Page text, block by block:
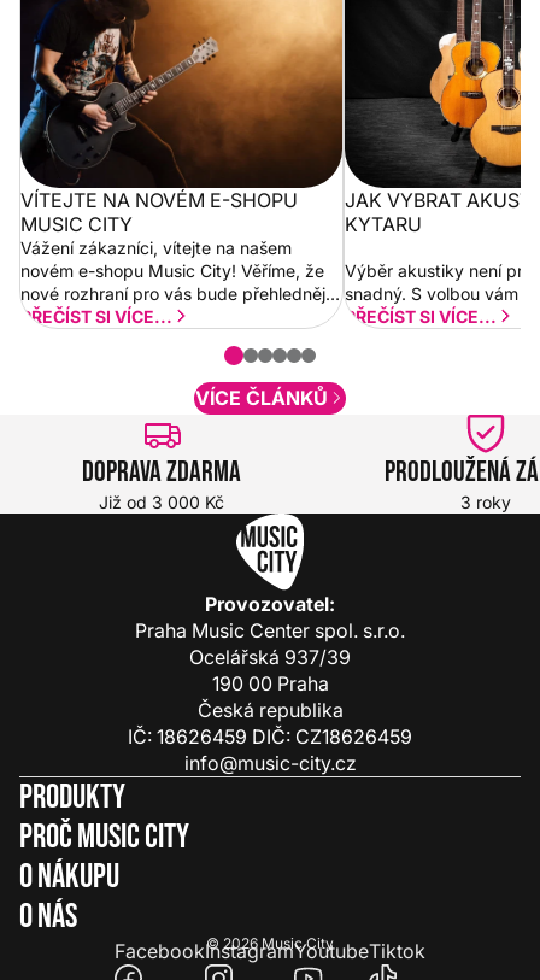
VÍTEJTE NA NOVÉM E-SHOPU
MUSIC CITY
Vážení zákazníci, vítejte na našem
novém e-shopu Music City! Věříme, že
nové rozhraní pro vás bude přehlednější
a rychlejší. Postupně budeme přidávat
PŘEČÍST SI VÍCE...
JAK VYBRAT
KYTARU
Výběr akustiky není pro
snadný. S volbou vám
PŘEČÍST SI VÍCE...
VÍCE ČLÁNKŮ
Doprava zdarma
Již od 3 000 Kč
Prodloužená
3 roky
Provozovatel:
Praha Music Center spol. s.r.o.
Ocelářská 937/39
190 00 Praha
Česká republika
IČ: 18626459 DIČ: CZ18626459
info@music-city.cz
Produkty
Proč Music City
O nákupu
O nás
© 2026 Music City
FacebookInstagramYoutubeTiktok